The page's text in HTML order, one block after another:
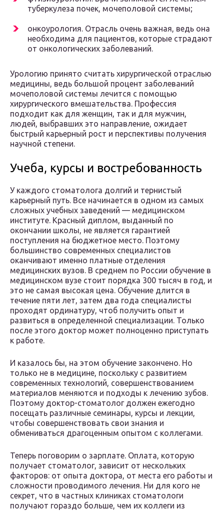
туберкулеза почек, мочеполовой системы;
онкоурология. Отрасль очень важная, ведь она
необходима для пациентов, которые страдают
от онкологических заболеваний.
Урологию принято считать хирургической отраслью
медицины, ведь большой процент заболеваний
мочеполовой системы лечится с помощью
хирургического вмешательства. Профессия
подходит как для женщин, так и для мужчин,
людей, выбравших это направление, ожидает
быстрый карьерный рост и перспективы получения
научной степени.
Учеба, курсы и востребованность
У каждого стоматолога долгий и тернистый
карьерный путь. Все начинается в одном из самых
сложных учебных заведений — медицинском
институте. Красный диплом, выданный по
окончании школы, не является гарантией
поступления на бюджетное место. Поэтому
большинство современных специалистов
оканчивают именно платные отделения
медицинских вузов. В среднем по России обучение в
медицинском вузе стоит порядка 300 тысяч в год, и
это не самая высокая цена. Обучение длится в
течение пяти лет, затем два года специалисты
проходят ординатуру, чтоб получить опыт и
развиться в определенной специализации. Только
после этого доктор может полноценно приступать
к работе.
И казалось бы, на этом обучение закончено. Но
только не в медицине, поскольку с развитием
современных технологий, совершенствованием
материалов меняются и подходы к лечению зубов.
Поэтому доктор-стоматолог должен ежегодно
посещать различные семинары, курсы и лекции,
чтобы совершенствовать свои знания и
обмениваться драгоценным опытом с коллегами.
Теперь поговорим о зарплате. Оплата, которую
получает стоматолог, зависит от нескольких
факторов: от опыта доктора, от места его работы и
сложности проводимого лечения. Ни для кого не
секрет, что в частных клиниках стоматологи
получают гораздо больше, чем их коллеги из